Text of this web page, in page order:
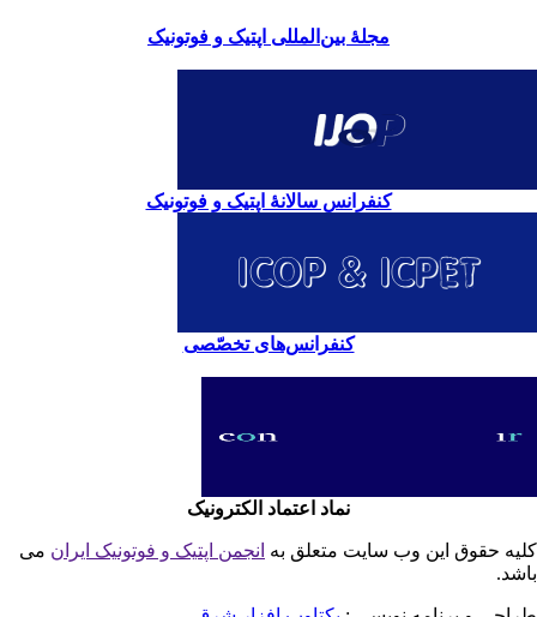
مجلۀ بین‌المللی اپتیک و فوتونیک
کنفرانس سالانۀ اپتیک و فوتونیک
کنفرانس‌های تخصّصی
نماد اعتماد الکترونیک
حقوق این وب سایت متعلق بهانجمن اپتیک و فوتونیک ایران می